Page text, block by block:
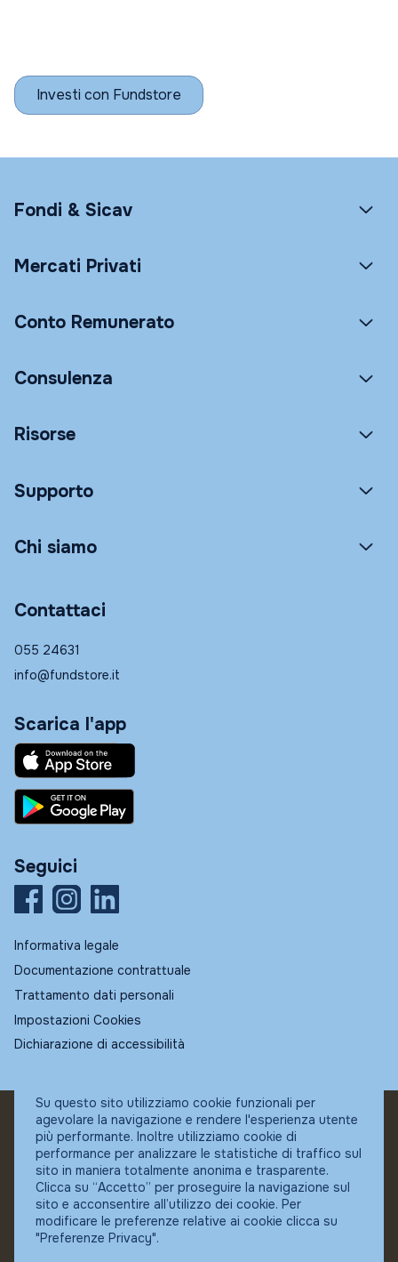
Investi con Fundstore
Fondi & Sicav
Mercati Privati
Conto Remunerato
Consulenza
Risorse
Supporto
Chi siamo
Contattaci
055 24631
info@fundstore.it
Scarica l'app
Seguici
Informativa legale
Documentazione contrattuale
Trattamento dati personali
Impostazioni Cookies
Dichiarazione di accessibilità
© Fundstore
Collocatore autorizzato:
Banca Ifigest SpA
P.Iva: 04337180485
Su questo sito utilizziamo cookie funzionali per
agevolare la navigazione e rendere l'esperienza utente
più performante. Inoltre utilizziamo cookie di
performance per analizzare le statistiche di traffico sul
sito in maniera totalmente anonima e trasparente.
Clicca su “Accetto” per proseguire la navigazione sul
sito e acconsentire all’utilizzo dei cookie. Per
modificare le preferenze relative ai cookie clicca su
"Preferenze Privacy".